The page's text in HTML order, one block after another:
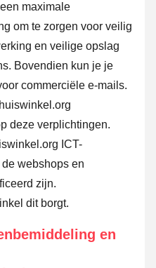
maximale
om te zorgen voor veilig
en veilige opslag
Bovendien kun je je
commerciële e-mails.
deze verplichtingen.
ICT-
webshops en
zijn.
dit borgt.
en